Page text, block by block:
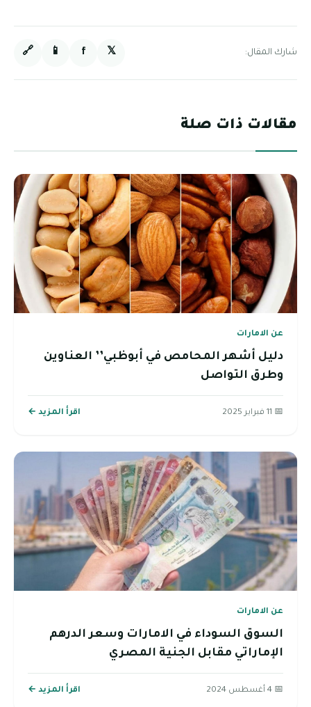
شارك المقال: 𝕏
f
📱
🔗
مقالات ذات صلة
عن الامارات
دليل أشهر المحامص في أبوظبي’’ العناوين
وطرق التواصل
📅 11 فبراير 2025 اقرأ المزيد ←
عن الامارات
السوق السوداء في الامارات وسعر الدرهم
الإماراتي مقابل الجنية المصري
📅 4 أغسطس 2024 اقرأ المزيد ←